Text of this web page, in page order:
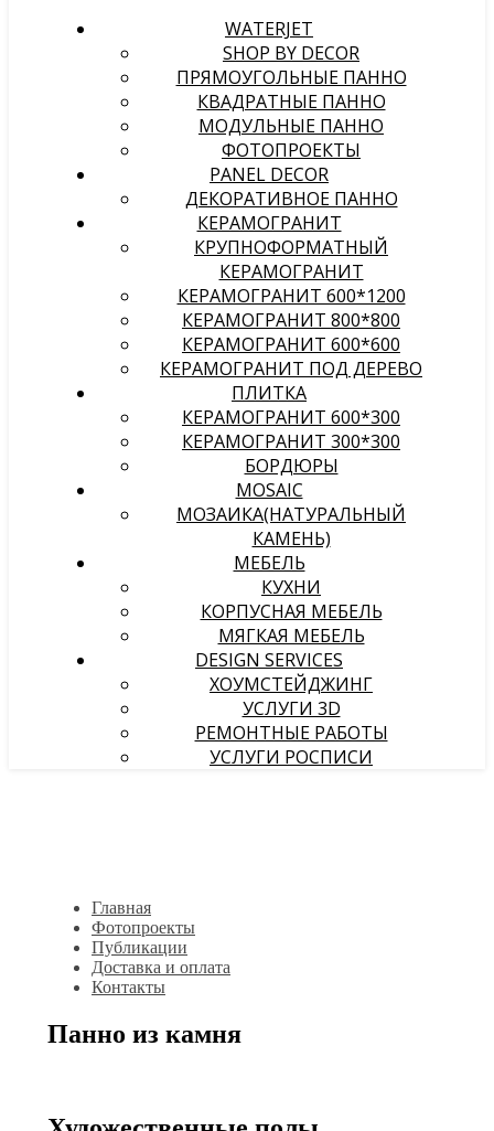
WATERJET
SHOP BY DECOR
ПРЯМОУГОЛЬНЫЕ ПАННО
КВАДРАТНЫЕ ПАННО
МОДУЛЬНЫЕ ПАННО
ФОТОПРОЕКТЫ
PANEL DECOR
ДЕКОРАТИВНОЕ ПАННО
КЕРАМОГРАНИТ
КРУПНОФОРМАТНЫЙ
КЕРАМОГРАНИТ
КЕРАМОГРАНИТ 600*1200
КЕРАМОГРАНИТ 800*800
КЕРАМОГРАНИТ 600*600
КЕРАМОГРАНИТ ПОД ДЕРЕВО
ПЛИТКА
КЕРАМОГРАНИТ 600*300
КЕРАМОГРАНИТ 300*300
БОРДЮРЫ
MOSAIC
МОЗАИКА(НАТУРАЛЬНЫЙ
КАМЕНЬ)
МЕБЕЛЬ
КУХНИ
КОРПУСНАЯ МЕБЕЛЬ
МЯГКАЯ МЕБЕЛЬ
DESIGN SERVICES
ХОУМСТЕЙДЖИНГ
УСЛУГИ 3D
РЕМОНТНЫЕ РАБОТЫ
УСЛУГИ РОСПИСИ
Главная
Фотопроекты
Публикации
Доставка и оплата
Контакты
Панно из камня